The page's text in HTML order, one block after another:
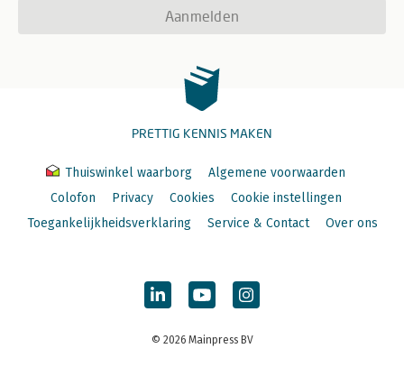
Aanmelden
PRETTIG KENNIS MAKEN
Thuiswinkel waarborg
Algemene voorwaarden
Colofon
Privacy Cookies
Cookie instellingen
Toegankelijkheidsverklaring
Service & Contact Over ons
© 2026 Mainpress BV